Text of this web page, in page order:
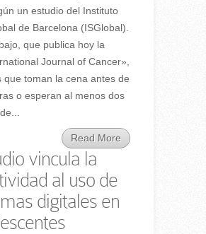
un estudio del Instituto
de Barcelona (ISGlobal).
que publica hoy la
Journal of Cancer»,
que toman la cena antes de
o esperan al menos dos
Read More
vincula la
al uso de
digitales en